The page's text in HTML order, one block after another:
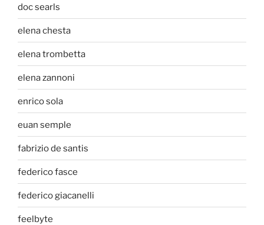
doc searls
elena chesta
elena trombetta
elena zannoni
enrico sola
euan semple
fabrizio de santis
federico fasce
federico giacanelli
feelbyte